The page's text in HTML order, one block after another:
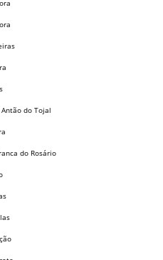
Antão do Tojal
do Rosário